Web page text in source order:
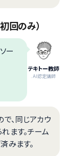
回のみ）
テキトー教師
.AI認定講師
ー
、同じアカウ
ます。チーム
みます。